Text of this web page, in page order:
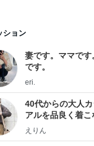
ション
妻です。ママです
です。
eri.
40代からの大人
アルを品良く着こ
ファッションブロ
えりん